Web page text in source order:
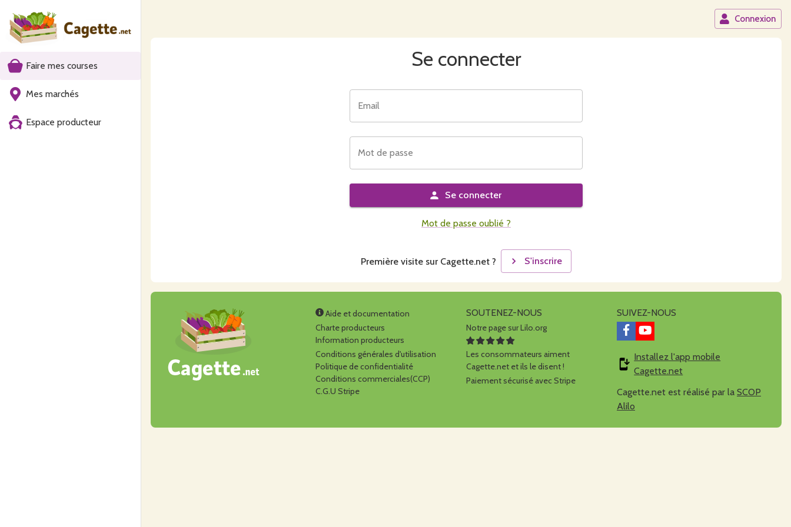
Faire mes courses
Mes marchés
Espace producteur
Connexion
Se connecter
Email
Mot de passe
Se connecter
Mot de passe oublié ?
Première visite sur Cagette.net ? S'inscrire
Aide et documentation
Charte producteurs
Information producteurs
Conditions générales d'utilisation
Politique de confidentialité
Conditions commerciales(CCP)
C.G.U Stripe
SOUTENEZ-NOUS
Notre page sur Lilo.org
Les consommateurs aiment
Cagette.net et ils le disent !
Paiement sécurisé avec Stripe
SUIVEZ-NOUS
Installez l'app mobile
Cagette.net
Cagette.net est réalisé par la SCOP
Alilo